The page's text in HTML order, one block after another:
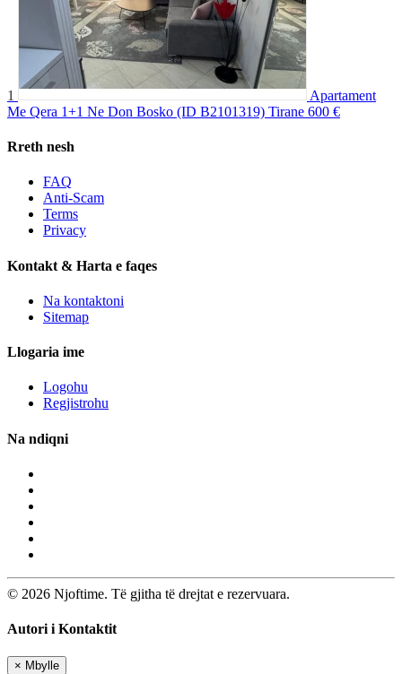
1
Apartament
Me Qera 1+1 Ne Don Bosko (ID B2101319) Tirane 600 €
Rreth nesh
FAQ
Anti-Scam
Terms
Privacy
Kontakt & Harta e faqes
Na kontaktoni
Sitemap
Llogaria ime
Logohu
Regjistrohu
Na ndiqni
© 2026 Njoftime. Të gjitha të drejtat e rezervuara.
Autori i Kontaktit
× Mbylle